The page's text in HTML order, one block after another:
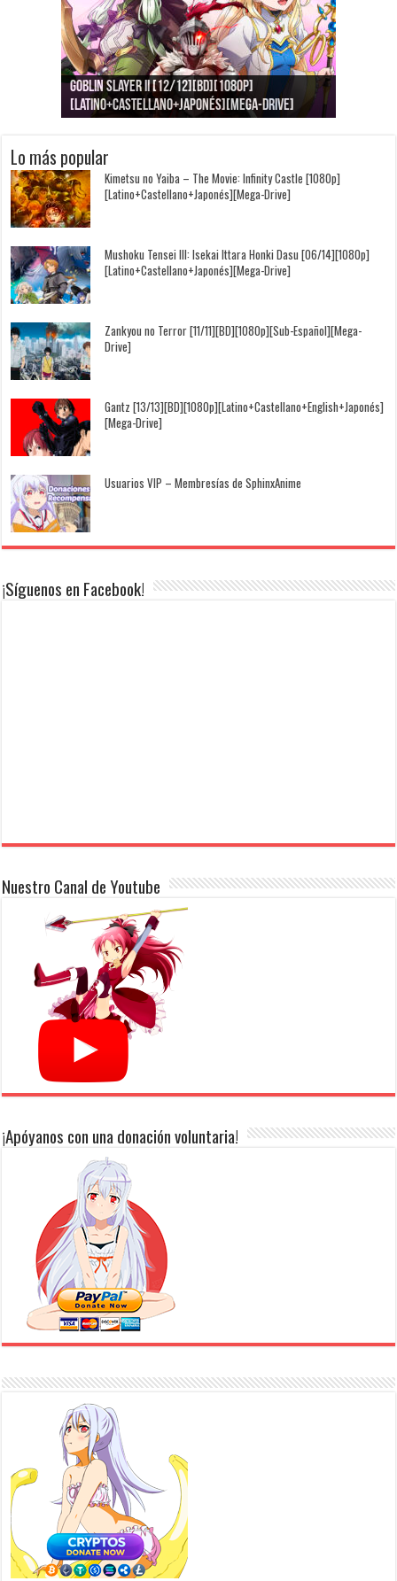
Goblin Slayer II [12/12][BD][1080p]
[Latino+Castellano+Japonés][Mega-Drive]
Jujutsu Kaisen: Kaigyoku/Gyokusetsu [1080p]
[Latino+Japonés][Mega-Drive]
Kimi to, Nami ni Noretara [BD][1080p]
[Latino+Castellano+Japonés][Mega-Drive]
Nukitashi the Animation [11/11+OVAS][BD]
[1080p][Sub-Español][Mega-Drive]
Kimi wa Houkago Insomnia [13/13][BD][1080p]
[Castellano+English+Japonés][Mega-Drive]
Getsuyoubi no Tawawa [12/12+Especiales][BD]
[1080p][Sub-Español][Mega-Drive]
Lo más popular
Kimetsu no Yaiba – The Movie: Infinity Castle [1080p]
[Latino+Castellano+Japonés][Mega-Drive]
Mushoku Tensei III: Isekai Ittara Honki Dasu [06/14][1080p]
[Latino+Castellano+Japonés][Mega-Drive]
Zankyou no Terror [11/11][BD][1080p][Sub-Español][Mega-
Drive]
Gantz [13/13][BD][1080p][Latino+Castellano+English+Japonés]
[Mega-Drive]
Usuarios VIP – Membresías de SphinxAnime
¡Síguenos en Facebook!
Nuestro Canal de Youtube
¡Apóyanos con una donación voluntaria!